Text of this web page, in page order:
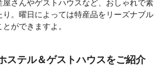
さんやゲストハウスなど、おしゃれで素
。曜日によっては特産品をリーズナブル
ができますよ。
ステル＆ゲストハウスをご紹介